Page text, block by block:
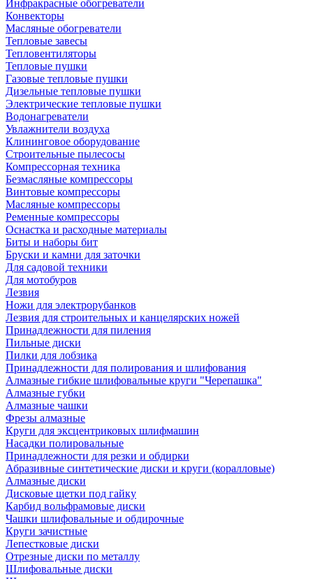
Инфракрасные обогреватели
Конвекторы
Масляные обогреватели
Тепловые завесы
Тепловентиляторы
Тепловые пушки
Газовые тепловые пушки
Дизельные тепловые пушки
Электрические тепловые пушки
Водонагреватели
Увлажнители воздуха
Клининговое оборудование
Строительные пылесосы
Компрессорная техника
Безмасляные компрессоры
Винтовые компрессоры
Масляные компрессоры
Ременные компрессоры
Оснастка и расходные материалы
Биты и наборы бит
Бруски и камни для заточки
Для садовой техники
Для мотобуров
Лезвия
Ножи для электрорубанков
Лезвия для строительных и канцелярских ножей
Принадлежности для пиления
Пильные диски
Пилки для лобзика
Принадлежности для полирования и шлифования
Алмазные гибкие шлифовальные круги "Черепашка"
Алмазные губки
Алмазные чашки
Фрезы алмазные
Круги для эксцентриковых шлифмашин
Насадки полировальные
Принадлежности для резки и обдирки
Абразивные синтетические диски и круги (коралловые)
Алмазные диски
Дисковые щетки под гайку
Карбид вольфрамовые диски
Чашки шлифовальные и обдирочные
Круги зачистные
Лепестковые диски
Отрезные диски по металлу
Шлифовальные диски